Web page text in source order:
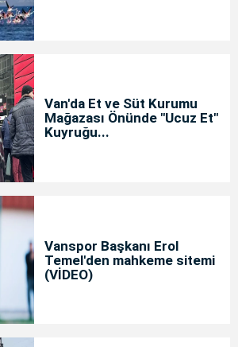
Van'da Et ve Süt Kurumu
Mağazası Önünde "Ucuz Et"
Kuyruğu...
Vanspor Başkanı Erol
Temel'den mahkeme sitemi
(VİDEO)